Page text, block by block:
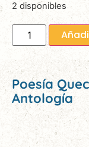
2 disponibles
Poesía
Antología